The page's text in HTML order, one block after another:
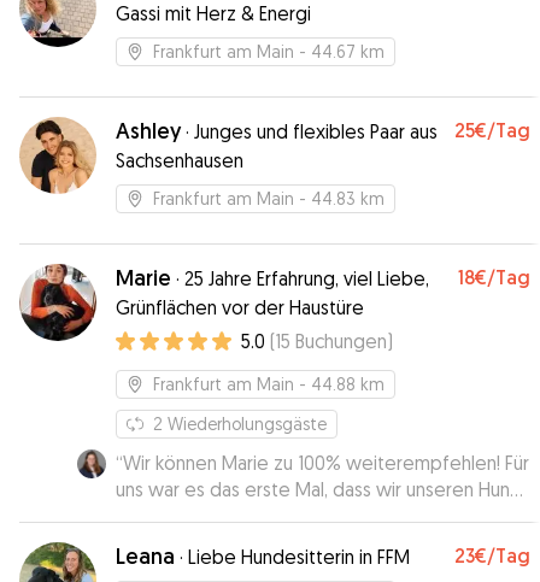
Gassi mit Herz & Energi
Frankfurt am Main - 44.67 km
Ashley· Junges und flexibles Paar aus
Sachsenhausen
25€/Tag
Frankfurt am Main - 44.83 km
Marie · 25 Jahre Erfahrung, viel Liebe,
Grünflächen vor der Haustüre
18€/Tag
5.0 (15 Buchungen)
Frankfurt am Main - 44.88 km
2 Wiederholungsgäste
“Wir können Marie zu 100% weiterempfehlen! Für
uns war es das erste Mal, dass wir unseren Hund
zur Betreuung bei einer Sitterin über Gudog
abgegeben haben. Da unser Hund kein leichter
Kandidat ist, war es uns wichtig jemanden zu
Leana · Liebe Hundesitterin in FFM 23€/Tag